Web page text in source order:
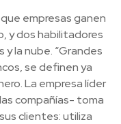
empresas ganen
y dos habilitadores
la nube. “Grandes
se definen ya
La empresa líder
compañías- toma
clientes: utiliza